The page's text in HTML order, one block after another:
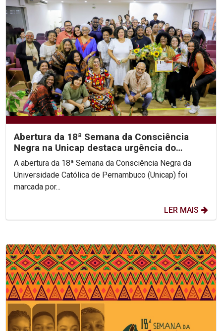
Abertura da 18ª Semana da Consciência
Negra na Unicap destaca urgência do
antirracismo e justiça...
A abertura da 18ª Semana da Consciência Negra da
Universidade Católica de Pernambuco (Unicap) foi
marcada por...
LER MAIS